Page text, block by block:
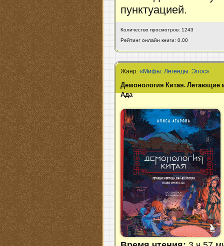
пунктуацией.
Количество просмотров: 1243
Рейтинг онлайн книги: 0.00
Жанр:«Мифы. Легенды. Эпос»
Демонология Китая. Летающие
Ада